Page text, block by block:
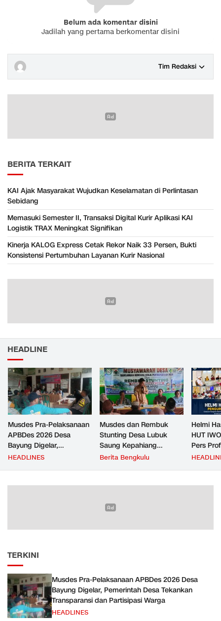
Belum ada komentar disini
Jadilah yang pertama berkomentar disini
Tim Redaksi
BERITA TERKAIT
KAI Ajak Masyarakat Wujudkan Keselamatan di Perlintasan
Sebidang
Memasuki Semester II, Transaksi Digital Kurir Aplikasi KAI
Logistik TRAX Meningkat Signifikan
Kinerja KALOG Express Cetak Rekor Naik 33 Persen, Bukti
Konsistensi Pertumbuhan Layanan Kurir Nasional
HEADLINE
Musdes Pra-Pelaksanaan
APBDes 2026 Desa
Bayung Digelar,
Pemerintah Desa
HEADLINES
Musdes dan Rembuk
Stunting Desa Lubuk
Saung Kepahiang
Tetapkan Prioritas RKP
Penurunan Stunting
Berita Bengkulu
Helmi
HUT
Pers
TERKINI
Musdes Pra-Pelaksanaan APBDes 2026 Desa
Bayung Digelar, Pemerintah Desa Tekankan
Transparansi dan Partisipasi Warga
HEADLINES